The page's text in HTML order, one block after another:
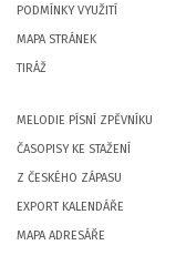
PODMÍNKY VYUŽITÍ
MAPA STRÁNEK
TIRÁŽ
MELODIE PÍSNÍ ZPĚVNÍKU
ČASOPISY KE STAŽENÍ
Z ČESKÉHO ZÁPASU
EXPORT KALENDÁŘE
MAPA ADRESÁŘE